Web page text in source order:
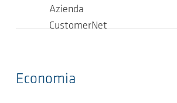
Azienda
CustomerNet
Economia